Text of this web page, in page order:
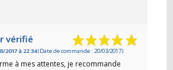
vérifié
2017 à 22:34(Date de commande : 20/03/2017)
à mes attentes, je recommande